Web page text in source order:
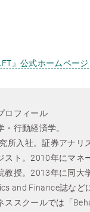
』公式ホームページ
ロフィール
行動経済学。
所入社。証券アナ
スト。2010年にマネ
教授。2013年に同大
and Finance誌な
ススクールでは「